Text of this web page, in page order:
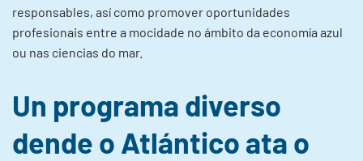
responsables, así como promover oportunidades
profesionais entre a mocidade no ámbito da economía azul
ou nas ciencias do mar.
Un programa diverso
dende o Atlántico ata o